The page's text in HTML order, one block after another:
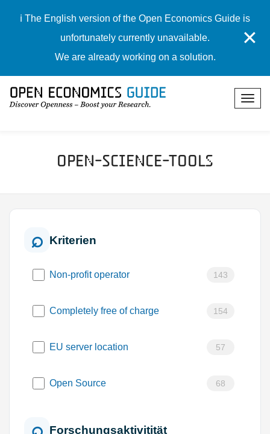
ℹ️ The English version of the Open Economics Guide is
unfortunately currently unavailable.
We are already working on a solution.
✕
Open-Science-Tools
Kriterien
Non-profit operator 143
Completely free of charge 154
EU server location 57
Open Source 68
Forschungsaktivitität